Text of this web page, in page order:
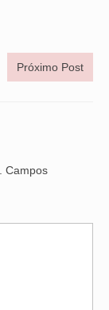
Próximo Post
Campos